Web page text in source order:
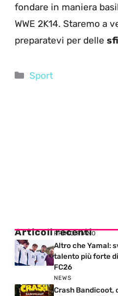
fondare in maniera
WWE 2K14. Staremo a
preparatevi per delle
Categorie
Sport
Articoli recenti
PRIMO PIANO
Altro che Yamal:
talento più forte
FC26
NEWS
Crash Bandicoot,